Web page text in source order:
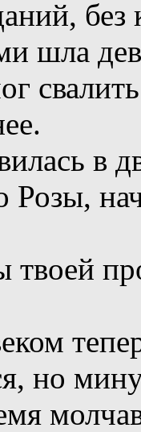
шла
в
Розы,
твоей
но